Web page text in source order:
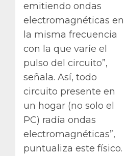
emitiendo ondas
electromagnéticas en
la misma frecuencia
con la que varíe el
pulso del circuito”,
señala. Así, todo
circuito presente en
un hogar (no solo el
PC) radía ondas
electromagnéticas”,
puntualiza este físico.